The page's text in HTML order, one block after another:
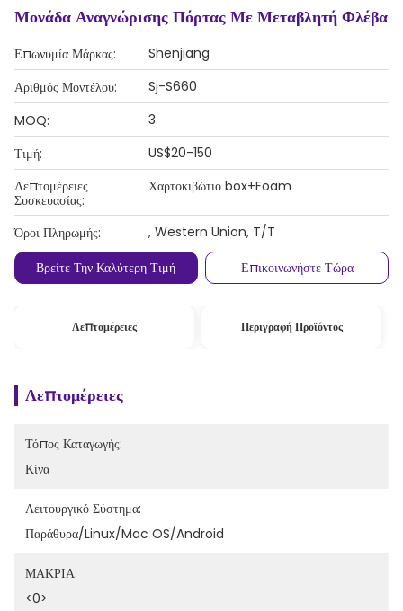
Μονάδα Αναγνώρισης Πόρτας Με Μεταβλητή Φλέβα
Επωνυμία Μάρκας:
Shenjiang
Αριθμός Μοντέλου:
Sj-S660
MOQ:
3
Τιμή:
US$20-150
Λεπτομέρειες
Συσκευασίας:
Χαρτοκιβώτιο box+Foam
Όροι Πληρωμής:
, Western Union, T/T
Βρείτε Την Καλύτερη Τιμή
Επικοινωνήστε Τώρα
Λεπτομέρειες Περιγραφή Προϊόντος
Λεπτομέρειες
Τόπος Καταγωγής:
Κίνα
Λειτουργικό Σύστημα:
Παράθυρα/Linux/Mac OS/Android
ΜΑΚΡΙΑ:
<0>